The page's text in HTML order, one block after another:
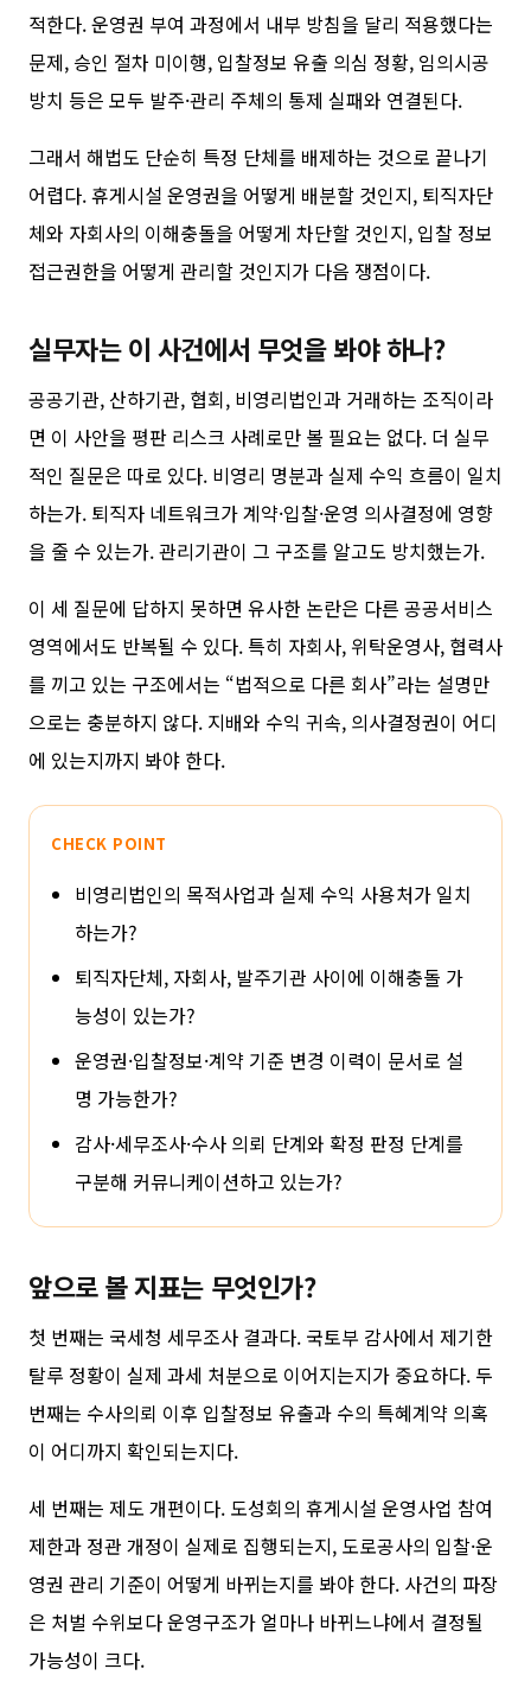
적한다. 운영권 부여 과정에서 내부 방침을 달리 적용했다는
문제, 승인 절차 미이행, 입찰정보 유출 의심 정황, 임의시공
방치 등은 모두 발주·관리 주체의 통제 실패와 연결된다.
그래서 해법도 단순히 특정 단체를 배제하는 것으로 끝나기
어렵다. 휴게시설 운영권을 어떻게 배분할 것인지, 퇴직자단
체와 자회사의 이해충돌을 어떻게 차단할 것인지, 입찰 정보
접근권한을 어떻게 관리할 것인지가 다음 쟁점이다.
실무자는 이 사건에서 무엇을 봐야 하나?
공공기관, 산하기관, 협회, 비영리법인과 거래하는 조직이라
면 이 사안을 평판 리스크 사례로만 볼 필요는 없다. 더 실무
적인 질문은 따로 있다. 비영리 명분과 실제 수익 흐름이 일치
하는가. 퇴직자 네트워크가 계약·입찰·운영 의사결정에 영향
을 줄 수 있는가. 관리기관이 그 구조를 알고도 방치했는가.
이 세 질문에 답하지 못하면 유사한 논란은 다른 공공서비스
영역에서도 반복될 수 있다. 특히 자회사, 위탁운영사, 협력사
를 끼고 있는 구조에서는 “법적으로 다른 회사”라는 설명만
으로는 충분하지 않다. 지배와 수익 귀속, 의사결정권이 어디
에 있는지까지 봐야 한다.
CHECK POINT
비영리법인의 목적사업과 실제 수익 사용처가 일치
하는가?
퇴직자단체, 자회사, 발주기관 사이에 이해충돌 가
능성이 있는가?
운영권·입찰정보·계약 기준 변경 이력이 문서로 설
명 가능한가?
감사·세무조사·수사 의뢰 단계와 확정 판정 단계를
구분해 커뮤니케이션하고 있는가?
앞으로 볼 지표는 무엇인가?
첫 번째는 국세청 세무조사 결과다. 국토부 감사에서 제기한
탈루 정황이 실제 과세 처분으로 이어지는지가 중요하다. 두
번째는 수사의뢰 이후 입찰정보 유출과 수의 특혜계약 의혹
이 어디까지 확인되는지다.
세 번째는 제도 개편이다. 도성회의 휴게시설 운영사업 참여
제한과 정관 개정이 실제로 집행되는지, 도로공사의 입찰·운
영권 관리 기준이 어떻게 바뀌는지를 봐야 한다. 사건의 파장
은 처벌 수위보다 운영구조가 얼마나 바뀌느냐에서 결정될
가능성이 크다.